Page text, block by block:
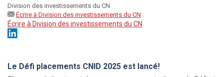
Division des investissements du CN
Écrire à Division des investissements du CN
Écrire à Division des investissements du CN
Le Défi placements CNID 2025 est lancé!